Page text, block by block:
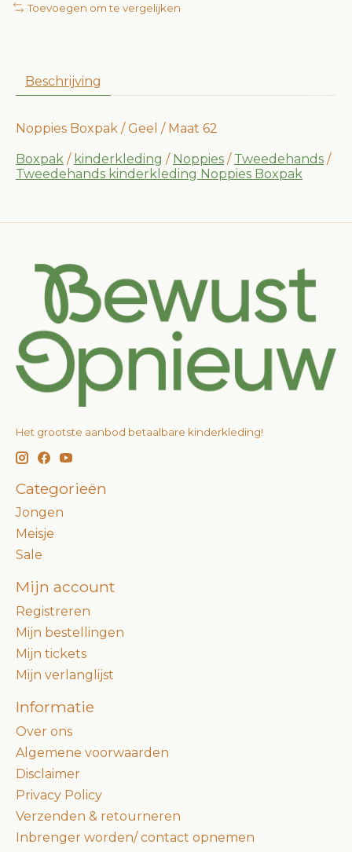
Toevoegen om te vergelijken
Beschrijving
Noppies Boxpak / Geel / Maat 62
Boxpak / kinderkleding / Noppies / Tweedehands /
Tweedehands kinderkleding Noppies Boxpak
Het grootste aanbod betaalbare kinderkleding!
Categorieën
Jongen
Meisje
Sale
Mijn account
Registreren
Mijn bestellingen
Mijn tickets
Mijn verlanglijst
Informatie
Over ons
Algemene voorwaarden
Disclaimer
Privacy Policy
Verzenden & retourneren
Inbrenger worden/ contact opnemen